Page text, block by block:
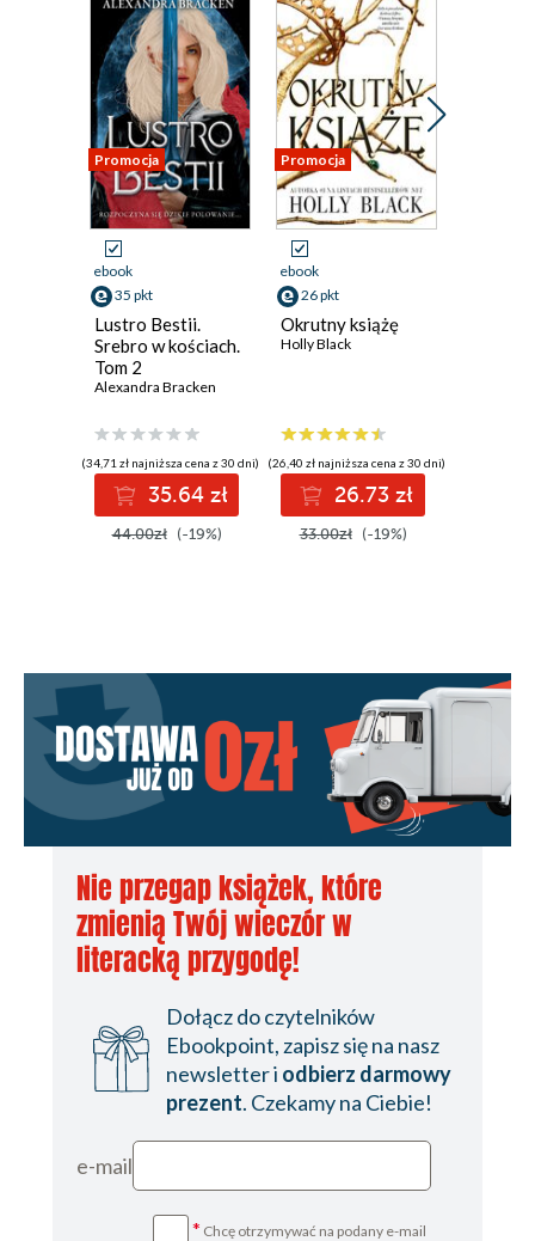
Promocja
ebook
35 pkt
Lustro Bestii.
Srebro w kościach.
Tom 2
Alexandra Bracken
(34,71 zł najniższa cena z 30 dni)
35.64 zł
44.00zł (-19%)
Promocja
ebook
26 pkt
Okrutny książę
Holly Black
(26,40 zł najniższa cena z 30 dni)
26.73 zł
33.00zł (-19%)
Nie przegap książek, które
zmienią Twój wieczór w
literacką przygodę!
Dołącz do czytelników
Ebookpoint, zapisz się na nasz
newsletter i odbierz darmowy
prezent. Czekamy na Ciebie!
e-mail
* Chcę otrzymywać na podany e-mail